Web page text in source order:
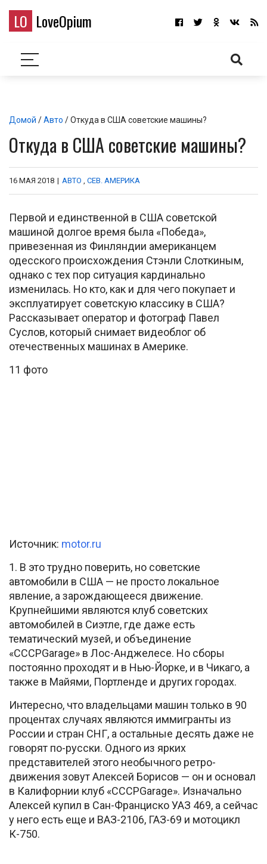
LO LoveOpium
Домой /Авто / Откуда в США советские машины?
Откуда в США советские машины?
16 МАЯ 2018 | АВТО , СЕВ. АМЕРИКА
Первой и единственной в США советской
машиной долгое время была «Победа»,
привезенная из Финляндии американцем
одесского происхождения Стэнли Слоткиным,
однако с тех пор ситуация кардинально
изменилась. Но кто, как и для чего покупает и
эксплуатирует советскую классику в США?
Рассказывает оператор и фотограф Павел
Суслов, который снимает видеоблог об
отечественных машинах в Америке.
11 фото
Источник: motor.ru
1. В это трудно поверить, но советские
автомобили в США — не просто локальное
явление, а зарождающееся движение.
Крупнейшими являются клуб советских
автомобилей в Сиэтле, где даже есть
тематический музей, и объединение
«СССРGarage» в Лос-Анджелесе. Но сборы
постоянно проходят и в Нью-Йорке, и в Чикаго, а
также в Майями, Портленде и других городах.
Интересно, что владельцами машин только в 90
процентах случаях являются иммигранты из
России и стран СНГ, а остальные десять даже не
говорят по-русски. Одного из ярких
представителей этого необычного ретро-
движения зовут Алексей Борисов — он и основал
в Калифорнии клуб «CCCPGarage». Изначально
Алексей купил в Сан-Франциско УАЗ 469, а сейчас
у него есть еще и ВАЗ-2106, ГАЗ-69 и мотоцикл
К-750.